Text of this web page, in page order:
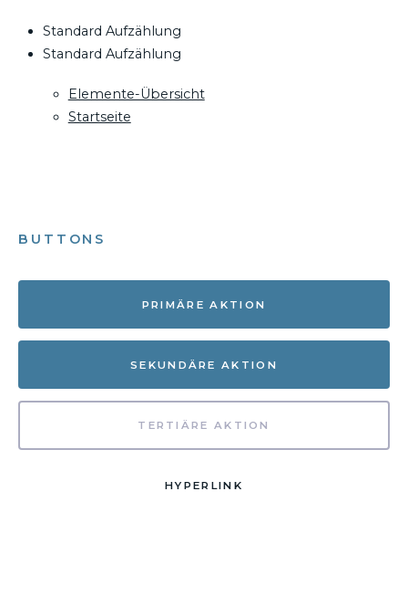
Standard Aufzählung
Standard Aufzählung
Elemente-Übersicht
Startseite
BUTTONS
PRIMÄRE AKTION
SEKUNDÄRE AKTION
TERTIÄRE AKTION
HYPERLINK